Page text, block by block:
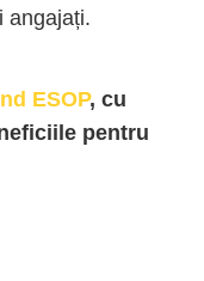
angajați.
ESOP, cu
pentru